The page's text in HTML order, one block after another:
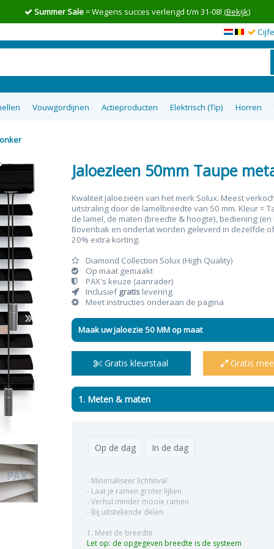
Summer Sale= Wegens succes verlengd t/m 31-08! (Bekijk)
& plisses
Vouwgordijnen Actieproducten Elektrisch (Tip) Horren
op maat
Jaloezieen 50mm Taupe
Kwaliteit jaloezieën van het merk Solux. Meest
uitstraling door de lamelbreedte van 50 mm. Kleur =
de lamel, de maten (breedte & hoogte), bediening
Bovenbak en onderlat worden geleverd in dezelfde
20% extra korting.
Diamond Collection Solux (High Quality)
Op maat gemaakt
PAX's keuze (aanrader)
Inclusiefgratislevering
Meet instructies onderaan de pagina
Maak uw jaloezie 50 MM op maat
Gratis kleurstaal Gratis
1. Meten & maten
Op de dag In de dag
- Minimaliseer lichtinval
- Laat je ramen groter lijken
- Verhul minder mooie ramen
- Bij uitstekende delen
1. Meet de breedte
Let op: de opgegeven breedte is de systeem